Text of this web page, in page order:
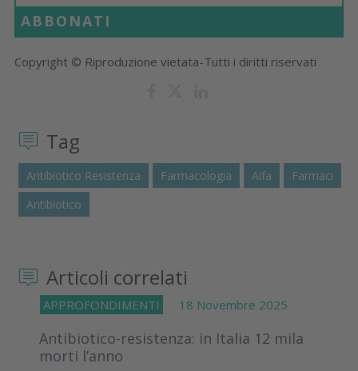
ABBONATI
Copyright © Riproduzione vietata-Tutti i diritti riservati
Tag
Antibiotico Resistenza Farmacologia Aifa
Farmaci
Antibiotico
Articoli correlati
APPROFONDIMENTI 18 Novembre 2025
Antibiotico-resistenza: in Italia 12 mila
morti l’anno